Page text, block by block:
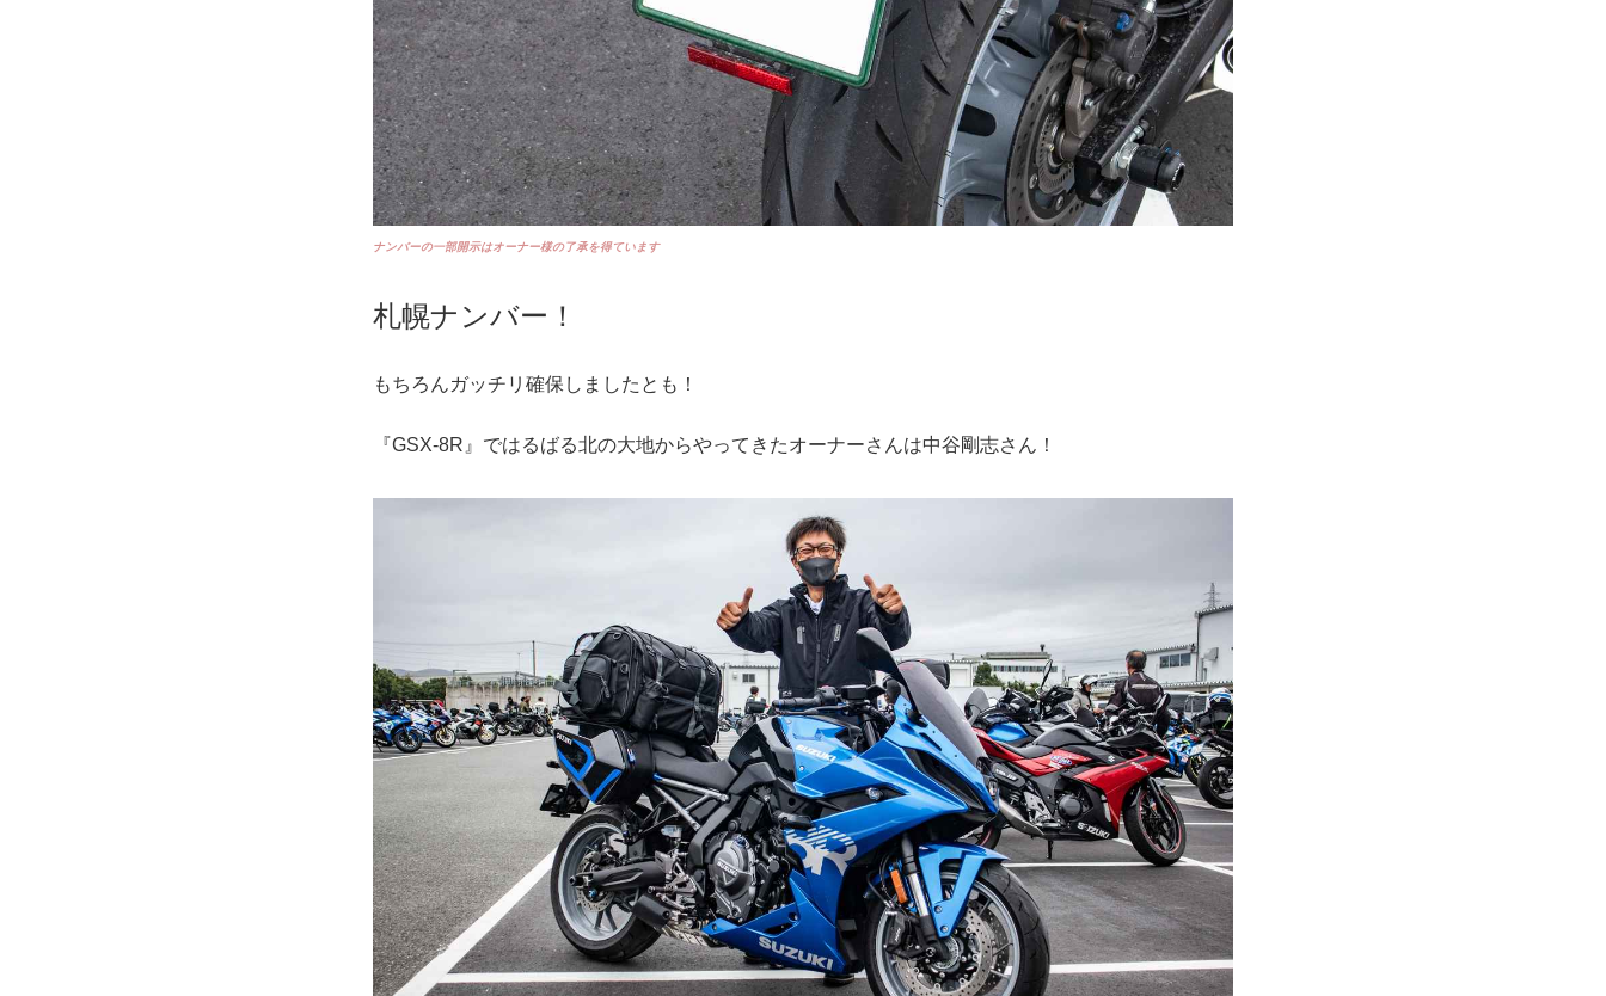
ナンバーの一部開示はオーナー様の了承を得ています
札幌ナンバー！
もちろんガッチリ確保しましたとも！
『GSX-8R』ではるばる北の大地からやってきたオーナーさんは中谷剛志さん！